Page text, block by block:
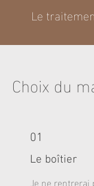
Le
Choix du
01
Le boîtier
Je ne rentrerai